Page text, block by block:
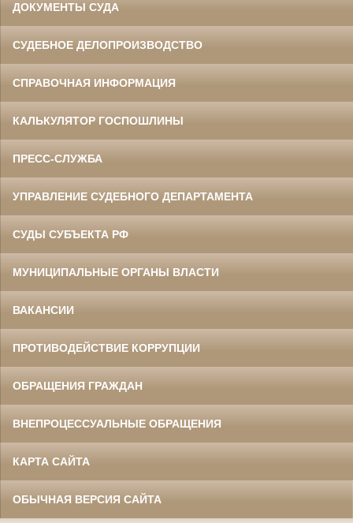
ДОКУМЕНТЫ СУДА
СУДЕБНОЕ ДЕЛОПРОИЗВОДСТВО
СПРАВОЧНАЯ ИНФОРМАЦИЯ
КАЛЬКУЛЯТОР ГОСПОШЛИНЫ
ПРЕСС-СЛУЖБА
УПРАВЛЕНИЕ СУДЕБНОГО ДЕПАРТАМЕНТА
СУДЫ СУБЪЕКТА РФ
МУНИЦИПАЛЬНЫЕ ОРГАНЫ ВЛАСТИ
ВАКАНСИИ
ПРОТИВОДЕЙСТВИЕ КОРРУПЦИИ
ОБРАЩЕНИЯ ГРАЖДАН
ВНЕПРОЦЕССУАЛЬНЫЕ ОБРАЩЕНИЯ
КАРТА САЙТА
ОБЫЧНАЯ ВЕРСИЯ САЙТА